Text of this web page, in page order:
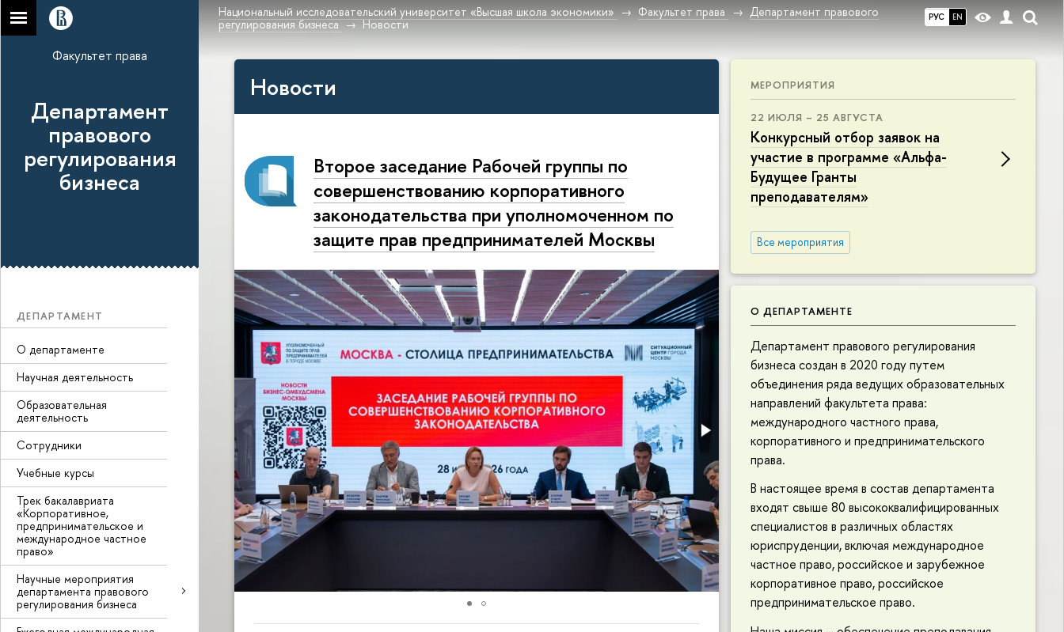
РУС EN
Национальный исследовательский университет «Высшая школа экономики» Факультет права
Департамент правового
регулирования бизнеса
Новости
Факультет права
Департамент
правового
регулирования
бизнеса
ДЕПАРТАМЕНТ
О департаменте
Научная деятельность
Образовательная
деятельность
Сотрудники
Учебные курсы
Трек бакалавриата
«Корпоративное,
предпринимательское и
международное частное
право»
Научные мероприятия
департамента правового
регулирования бизнеса
МЕРОПРИЯТИЯ
22 ИЮЛЯ – 25 АВГУСТА
Конкурсный отбор заявок на
участие в программе «Альфа-
Будущее Гранты
преподавателям»
Все мероприятия
О ДЕПАРТАМЕНТЕ
Департамент правового регулирования
бизнеса создан в 2020 году путем
объединения ряда ведущих образовательных
направлений факультета права:
международного частного права,
корпоративного и предпринимательского
права.
В настоящее время в состав департамента
входят свыше 80 высококвалифицированных
специалистов в различных областях
юриспруденции, включая международное
частное право, российское и зарубежное
корпоративное право, российское
предпринимательское право.
Новости
Второе заседание Рабочей группы по
совершенствованию корпоративного
законодательства при уполномоченном по
защите прав предпринимателей Москвы